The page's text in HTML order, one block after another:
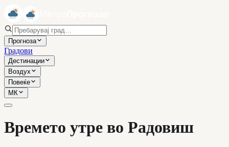
Прогноза
Градови
Дестинации
Воздух
Повеќе
МК
Времето утре во Радовиш